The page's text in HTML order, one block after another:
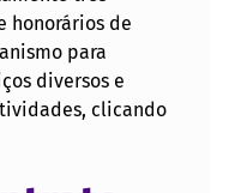
honorários de
para
diversos e
clicando